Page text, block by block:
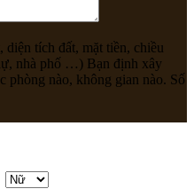
tích đất, mặt tiền, chiều
nhà phố …) Bạn định xây
phòng nào, không gian nào. Số